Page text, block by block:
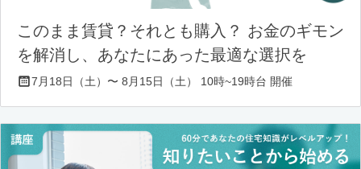
このまま賃貸？それとも購入？ お金のギモン
を解消し、あなたにあった最適な選択を
7月18日（土）〜 8月15日（土） 10時~19時台 開催